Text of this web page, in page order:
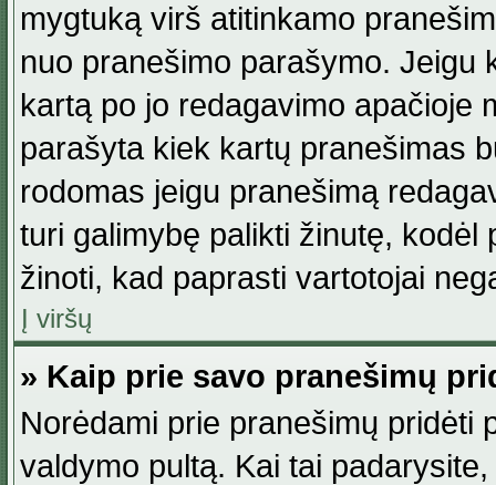
mygtuką virš atitinkamo
nuo pranešimo parašymo. Jeigu
kartą po jo redagavimo apačioje
parašyta kiek kartų pranešimas
rodomas jeigu pranešimą
turi galimybę palikti žinutę, kodėl
žinoti, kad paprasti vartotojai
Į viršų
» Kaip prie savo pranešimų
Norėdami prie pranešimų pridėti
valdymo pultą. Kai tai